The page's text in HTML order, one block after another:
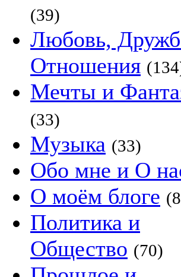
(39)
Любовь,
Отношения
Мечты и
(33)
Музыка (33)
Обо мне и О
О моём блоге
Политика и
Общество (70)